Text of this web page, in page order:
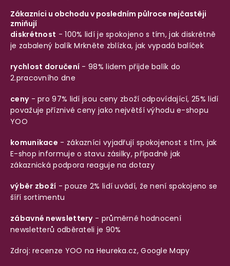
Zákazníci u obchodu v posledním půlroce nejčastěji
zmiňují
diskrétnost - 100% lidí je spokojeno s tím, jak diskrétně
je zabalený balíkMrkněte zblízka, jak vypadá balíček
rychlost doručení - 98% lidem přijde balík do
2.pracovního dne
ceny- pro 97% lidí jsou ceny zboží odpovídající, 25% lidí
považuje příznivé ceny jako největší výhodu e-shopu
YOO
komunikace - zákazníci vyjadřují spokojenost s tím, jak
E-shop informuje o stavu zásilky, případně jak
zákaznická podpora reaguje na dotazy
výběr zboží - pouze 2% lidí uvádí, že není spokojeno se
šíří sortimentu
zábavné newslettery- průměrné hodnocení
newsletterů odběrateli je 90%
Zdroj: recenze YOO na Heureka.cz,Google Mapy